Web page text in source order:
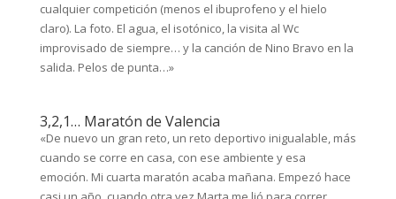
cualquier competición (menos el ibuprofeno y el hielo
claro). La foto. El agua, el isotónico, la visita al Wc
improvisado de siempre… y la canción de Nino Bravo en la
salida. Pelos de punta…»
3,2,1… Maratón de Valencia
«De nuevo un gran reto, un reto deportivo inigualable, más
cuando se corre en casa, con ese ambiente y esa
emoción. Mi cuarta maratón acaba mañana. Empezó hace